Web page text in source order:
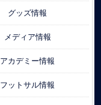
グッズ情報
メディア情報
アカデミー情報
フットサル情報